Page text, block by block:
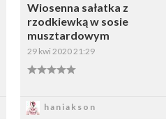
Wiosenna sałatka z
rzodkiewką w sosie
musztardowym
29 kwi 2020 21:29
haniakson